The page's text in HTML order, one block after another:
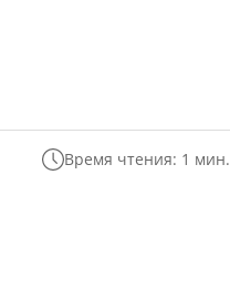
Время чтения: 1 мин.